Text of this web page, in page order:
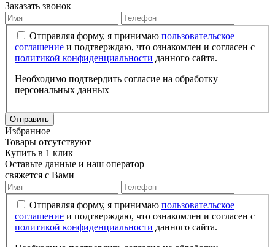
Заказать звонок
Отправляя форму, я принимаю пользовательское
соглашение и подтверждаю, что ознакомлен и согласен с
политикой конфиденциальности данного сайта.
Необходимо подтвердить согласие на обработку
персональных данных
Отправить
Избранное
Товары отсутствуют
Купить в 1 клик
Оставьте данные и наш оператор
свяжется с Вами
Отправляя форму, я принимаю пользовательское
соглашение и подтверждаю, что ознакомлен и согласен с
политикой конфиденциальности данного сайта.